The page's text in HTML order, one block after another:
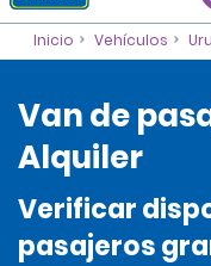
Inicio Vehículos
Van de
Alquiler
Verificar
pasajeros